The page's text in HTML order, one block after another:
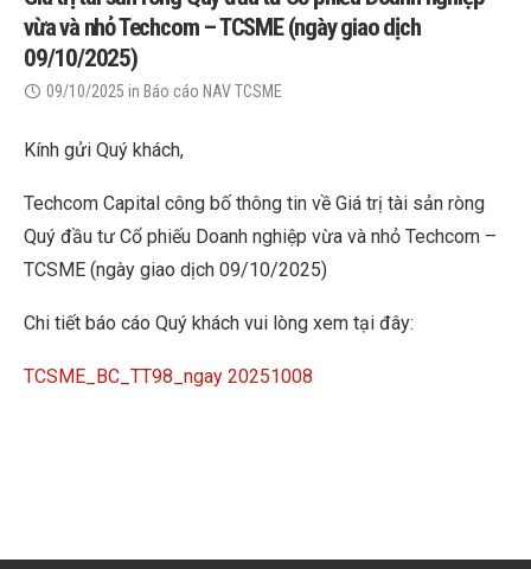
vừa và nhỏ Techcom – TCSME (ngày giao dịch
09/10/2025)
09/10/2025 in Báo cáo NAV TCSME
Kính gửi Quý khách,
Techcom Capital công bố thông tin về Giá trị tài sản ròng
Quý đầu tư Cổ phiếu Doanh nghiệp vừa và nhỏ Techcom –
TCSME (ngày giao dịch 09/10/2025)
Chi tiết báo cáo Quý khách vui lòng xem tại đây:
TCSME_BC_TT98_ngay 20251008